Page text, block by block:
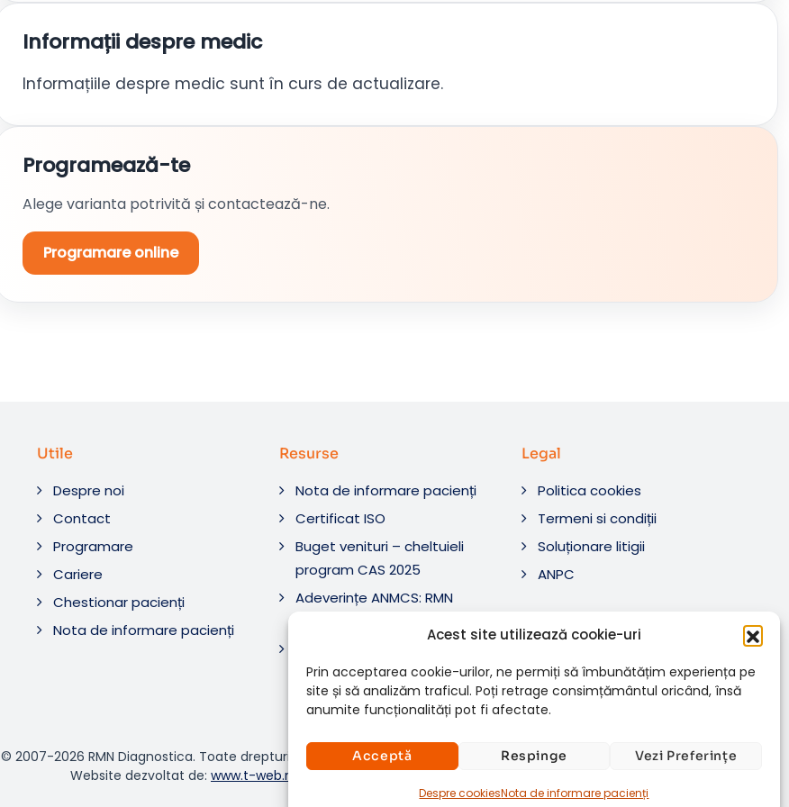
Acest site utilizează cookie-uri
Prin acceptarea cookie-urilor, ne permiți să îmbunătățim experiența pe
site și să analizăm traficul. Poți retrage consimțământul oricând, însă
anumite funcționalități pot fi afectate.
Acceptă Respinge Vezi Preferințe
Despre cookiesNota de informare pacienți
Informații despre medic
Informațiile despre medic sunt în curs de actualizare.
Programează-te
Alege varianta potrivită și contactează-ne.
Programare online
Utile
Despre noi
Contact
Programare
Cariere
Chestionar pacienți
Nota de informare pacienți
Resurse
Nota de informare pacienți
Certificat ISO
Buget venituri – cheltuieli
program CAS 2025
Adeverințe ANMCS: RMN
Diagnostica SRL
Legal
Politica cookies
Termeni si condiții
Soluționare litigii
ANPC
© 2007-2026 RMN Diagnostica. Toate drepturile rezervate.
Website dezvoltat de: www.t-web.ro